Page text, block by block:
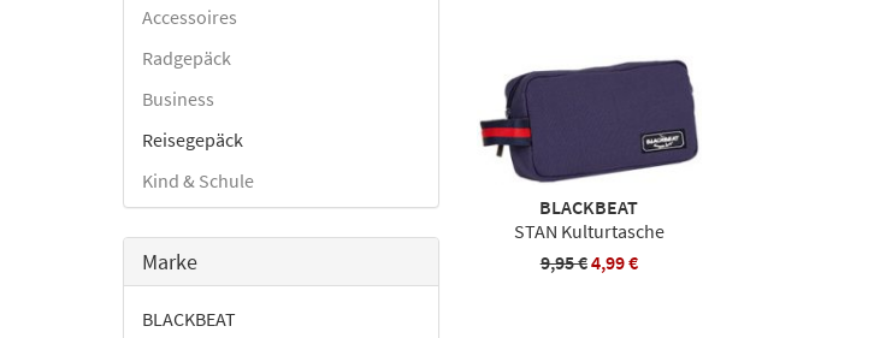
Accessoires
Radgepäck
Business
Reisegepäck
Kind & Schule
Marke
BLACKBEAT
BLACKBEAT
STAN Kulturtasche
9,95 €4,99 €